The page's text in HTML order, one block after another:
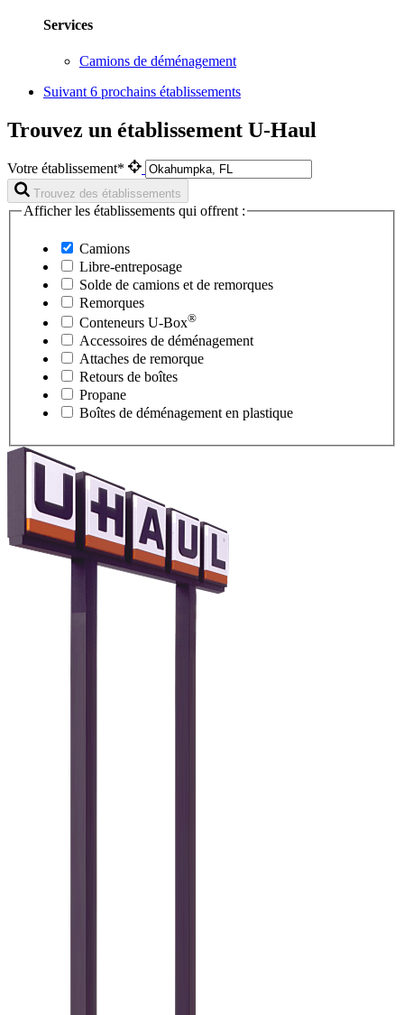
Services
Camions de déménagement
Suivant 6 prochains établissements
Trouvez un établissement U-Haul
Votre établissement*
Trouvez des établissements
Afficher les établissements qui offrent :
Camions
Libre-entreposage
Solde de camions et de remorques
Remorques
Conteneurs U-Box®
Accessoires de déménagement
Attaches de remorque
Retours de boîtes
Propane
Boîtes de déménagement en plastique